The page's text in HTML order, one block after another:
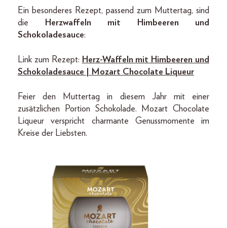
Ein besonderes Rezept, passend zum Muttertag, sind
die
Herzwaffeln mit Himbeeren und
Schokoladesauce:
Link zum Rezept: Herz-Waffeln mit Himbeeren und
Schokoladesauce | Mozart Chocolate Liqueur
Feier den Muttertag in diesem Jahr mit einer
zusätzlichen Portion Schokolade. Mozart Chocolate
Liqueur verspricht charmante Genussmomente im
Kreise der Liebsten.